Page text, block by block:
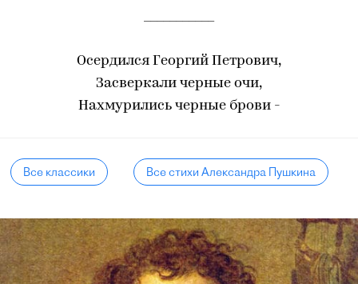
Осердился Георгий Петрович,
Засверкали черные очи,
Нахмурились черные брови -
Все классики Все стихи Александра Пушкина